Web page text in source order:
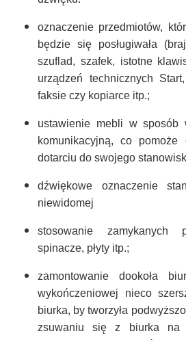
oznaczenie przedmiotów,
będzie się posługiwała
szuflad, szafek, istotne
urządzeń technicznych
faksie czy kopiarce itp.;
ustawienie mebli w sposób
komunikacyjną, co
dotarciu do swojego
dźwiękowe oznaczenie
niewidomej
stosowanie zamykanych
spinacze, płyty itp.;
zamontowanie dookoła
wykończeniowej nieco
biurka, by tworzyła
zsuwaniu się z biurka na